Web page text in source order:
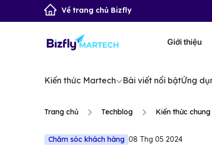
Về trang chủ Bizfly
Giới thiệu
Kiến thức Martech Bài viết nổi bậtỨng
Trang chủ Techblog Kiến thức chung
Chăm sóc khách hàng 08 Thg 05 2024